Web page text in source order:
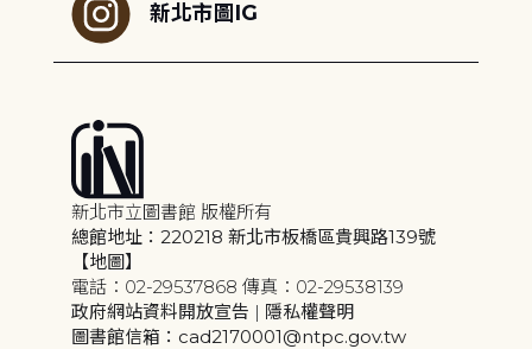
新北市圖IG
新北市立圖書館 版權所有
總館地址：220218 新北市板橋區貴興路139號
【地圖】
電話：02-29537868 傳真：02-29538139
政府網站資料開放宣告 | 隱私權聲明
圖書館信箱：cad2170001@ntpc.gov.tw